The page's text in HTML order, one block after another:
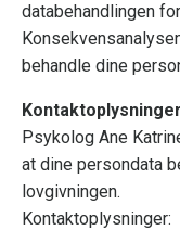
databehandlingen
behandle dine
Kontaktoplysninger
Psykolog Ane
at dine persondata
lovgivningen.
Kontaktoplysninger: